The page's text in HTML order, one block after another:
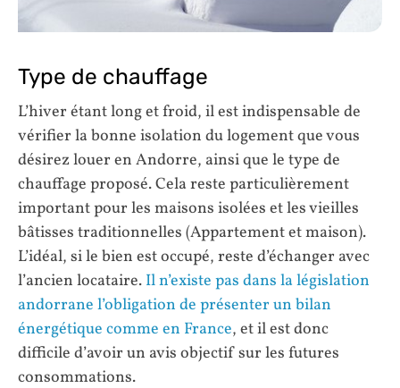
Type de chauffage
L’hiver étant long et froid, il est indispensable de
vérifier la bonne isolation du logement que vous
désirez louer en Andorre, ainsi que le type de
chauffage proposé. Cela reste particulièrement
important pour les maisons isolées et les vieilles
bâtisses traditionnelles (Appartement et maison).
L’idéal, si le bien est occupé, reste d’échanger avec
l’ancien locataire. Il n’existe pas dans la législation
andorrane l’obligation de présenter un bilan
énergétique comme en France, et il est donc
difficile d’avoir un avis objectif sur les futures
consommations.